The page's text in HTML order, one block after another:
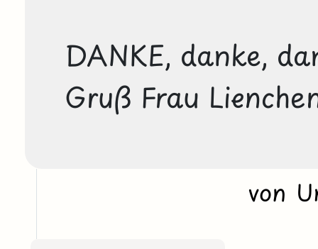
DANKE, danke,
Gruß Frau
von